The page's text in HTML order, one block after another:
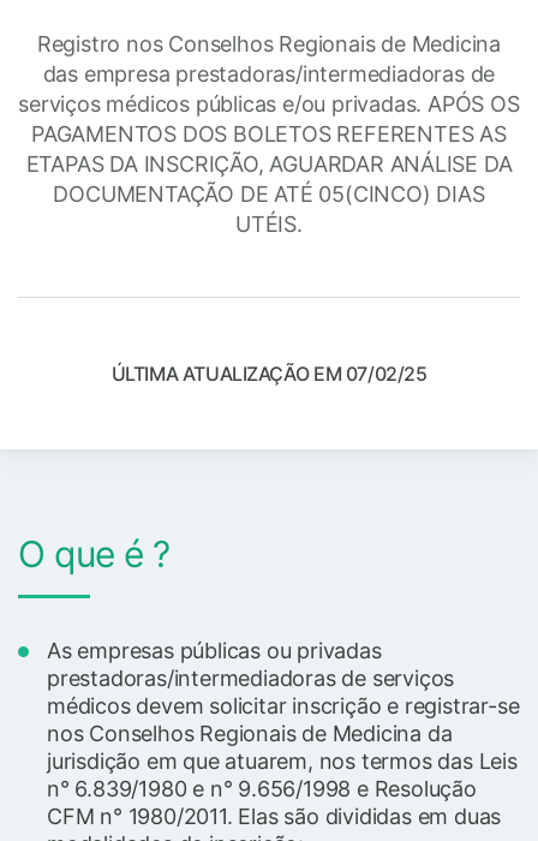
Registro nos Conselhos Regionais de Medicina
das empresa prestadoras/intermediadoras de
serviços médicos públicas e/ou privadas. APÓS OS
PAGAMENTOS DOS BOLETOS REFERENTES AS
ETAPAS DA INSCRIÇÃO, AGUARDAR ANÁLISE DA
DOCUMENTAÇÃO DE ATÉ 05(CINCO) DIAS
UTÉIS.
ÚLTIMA ATUALIZAÇÃO EM 07/02/25
O que é ?
As empresas públicas ou privadas
prestadoras/intermediadoras de serviços
médicos devem solicitar inscrição e registrar-se
nos Conselhos Regionais de Medicina da
jurisdição em que atuarem, nos termos das Leis
n° 6.839/1980 e n° 9.656/1998 e Resolução
CFM n° 1980/2011. Elas são divididas em duas